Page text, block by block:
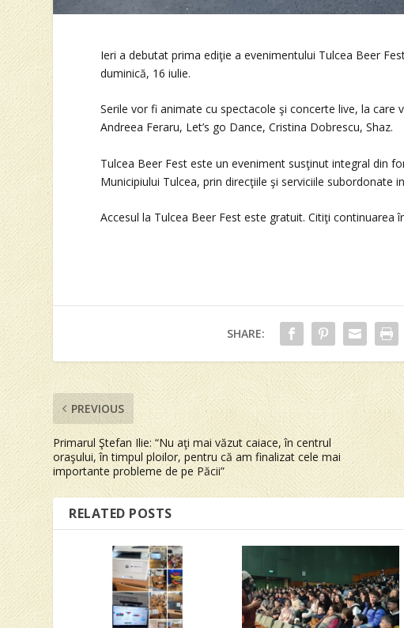
Ieri a debutat prima ediţie a evenimentului Tulcea Beer
duminică, 16 iulie.
Serile vor fi animate cu spectacole şi concerte live, la care
Andreea Feraru, Let’s go Dance, Cristina Dobrescu, Shaz.
Tulcea Beer Fest este un eveniment susţinut integral din
Municipiului Tulcea, prin direcţiile şi serviciile subordonate
Accesul la Tulcea Beer Fest este gratuit. Citiţi continuarea
SHARE:
PREVIOUS
Primarul Ştefan Ilie: “Nu aţi mai văzut caiace, în centrul
oraşului, în timpul ploilor, pentru că am finalizat cele mai
importante probleme de pe Păcii”
RELATED POSTS